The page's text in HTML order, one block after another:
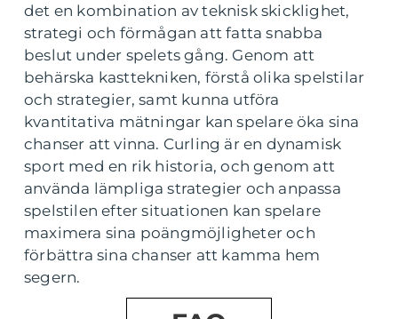
det en kombination av teknisk skicklighet,
strategi och förmågan att fatta snabba
beslut under spelets gång. Genom att
behärska kasttekniken, förstå olika spelstilar
och strategier, samt kunna utföra
kvantitativa mätningar kan spelare öka sina
chanser att vinna. Curling är en dynamisk
sport med en rik historia, och genom att
använda lämpliga strategier och anpassa
spelstilen efter situationen kan spelare
maximera sina poängmöjligheter och
förbättra sina chanser att kamma hem
segern.